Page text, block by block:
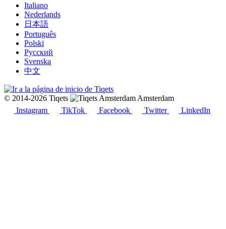
Italiano
Nederlands
日本語
Português
Polski
Русский
Svenska
中文
© 2014-2026 Tiqets
Amsterdam
Instagram
TikTok Facebook Twitter LinkedIn